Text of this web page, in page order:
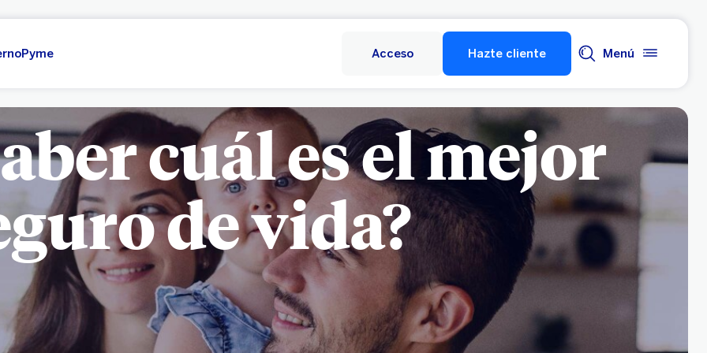
Pyme Acceso Hazte cliente Menú
cuál es el mejor
de vida?